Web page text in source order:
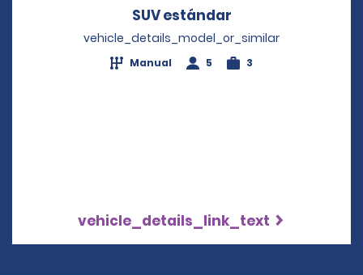
SUV estándar
vehicle_details_model_or_similar
Manual 5 3
vehicle_details_link_text